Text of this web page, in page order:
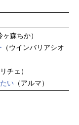
ヶ森ちか）
（ウインバリアシオ
リチェ）
い （アルマ）